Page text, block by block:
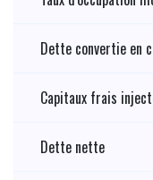
Dette convertie en
Capitaux frais
Dette nette